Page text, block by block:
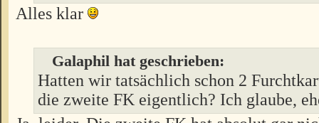
Alles klar
Galaphil hat geschrieben:
Hatten wir tatsächlich schon 2
die zweite FK eigentlich? Ich glaube,